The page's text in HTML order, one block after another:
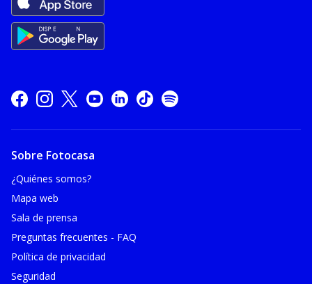
Sobre Fotocasa
¿Quiénes somos?
Mapa web
Sala de prensa
Preguntas frecuentes - FAQ
Política de privacidad
Seguridad